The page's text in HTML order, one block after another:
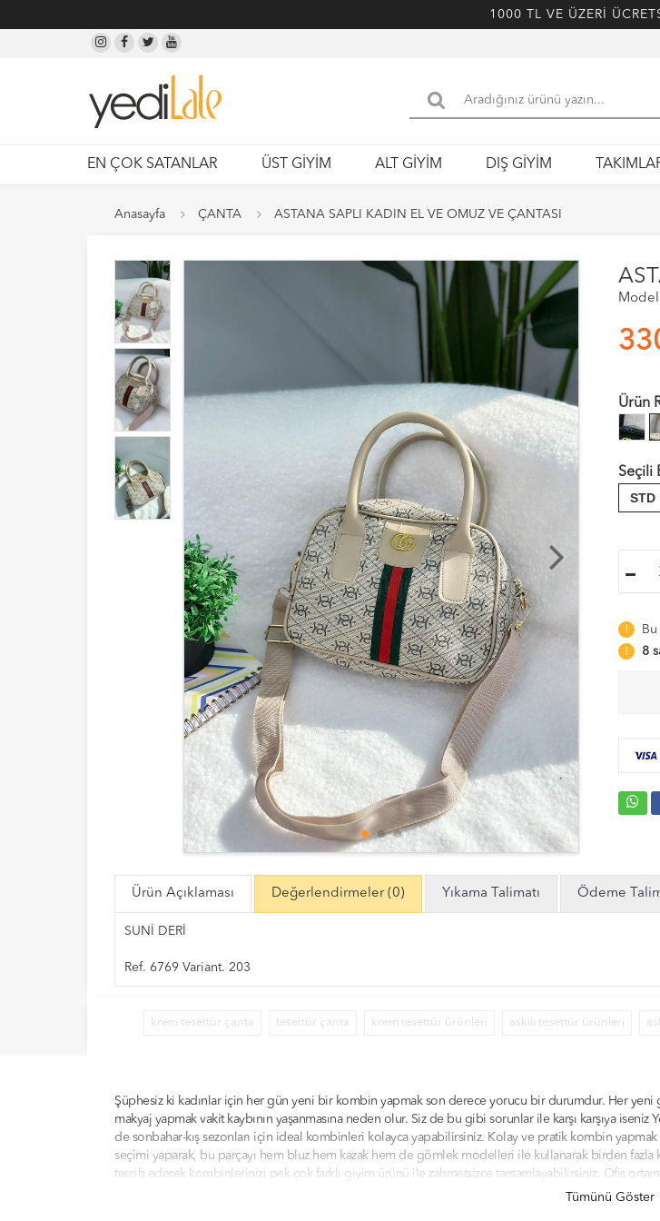
1000 TL VE ÜZERİ
EN ÇOK SATANLAR ÜST GİYİM ALT GİYİM DIŞ GİYİM
Anasayfa ÇANTA ASTANA SAPLI KADIN EL VE OMUZ VE ÇANTASI
Ürün
Seçili
STD
Bu
8
Ürün Açıklaması Değerlendirmeler (0) Yıkama Talimatı Ödeme
SUNİ DERİ
Ref. 6769 Variant. 203
krem tesettür çanta tesettür çanta krem tesettür ürünleri askılı tesettür ürünleri
Tümünü Göster
Şüphesiz ki kadınlar için her gün yeni bir kombin yapmak son derece yorucu bir durumdur. Her yeni
makyaj yapmak vakit kaybının yaşanmasına neden olur. Siz de bu gibi sorunlar ile karşı karşıya
de sonbahar-kış sezonları için ideal kombinleri kolayca yapabilirsiniz. Kolay ve pratik kombin
seçimi yaparak, bu parçayı hem bluz hem kazak hem de gömlek modelleri ile kullanarak birden
tercih ederek kombinlerinizi pek çok farklı giyim ürünü ile zahmetsizce tamamlayabilirsiniz. Ofis
tamamlayarak stiletto bir ayakkabı ile taçlandırabilirsiniz. Tarzınıza uygun olan klasik, casual ve